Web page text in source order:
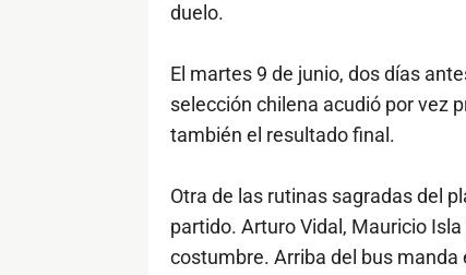
duelo.
El martes 9 de junio, dos días
selección chilena acudió por vez
también el resultado final.
Otra de las rutinas sagradas del
partido. Arturo Vidal, Mauricio
costumbre. Arriba del bus